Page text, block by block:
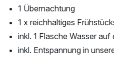
1 Übernachtung
1 x reichhaltiges
inkl. 1 Flasche Wasser auf
inkl. Entspannung in